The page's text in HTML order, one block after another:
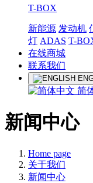
T-BOX
新能源 发动机
灯 ADAS T-
在线商城
联系我们
简
新闻中心
Home page
关于我们
新闻中心